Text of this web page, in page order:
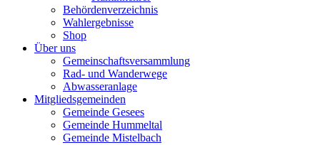
Behördenverzeichnis
Wahlergebnisse
Shop
Über uns
Gemeinschaftsversammlung
Rad- und Wanderwege
Abwasseranlage
Mitgliedsgemeinden
Gemeinde Gesees
Gemeinde Hummeltal
Gemeinde Mistelbach